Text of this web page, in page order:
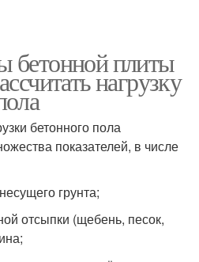
бетонной плиты
нагрузку
бетонного пола
показателей, в числе
грунта;
отсыпки (щебень, песок,